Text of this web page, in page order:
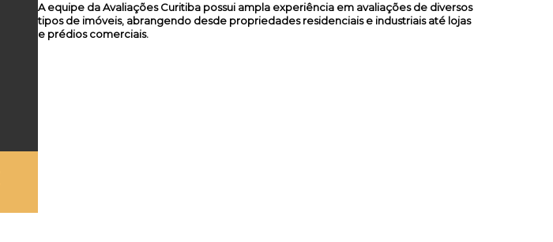
A equipe da Avaliações Curitiba possui ampla experiência em avaliações de diversos
tipos de imóveis, abrangendo desde propriedades residenciais e industriais até lojas
e prédios comerciais.